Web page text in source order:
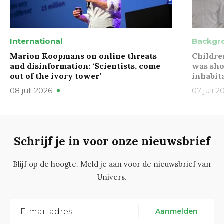
International
Marion Koopmans on online threats
and disinformation: ‘Scientists, come
out of the ivory tower’
08 juli 2026
was
07 juli
Schrijf je in voor onze nieuwsbrief
Blijf op de hoogte. Meld je aan voor de nieuwsbrief van
Univers.
Aanmelden